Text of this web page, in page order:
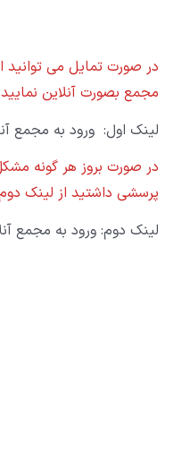
در صورت تمایل می توانید
مجمع بصورت آنلاین
لینک اول: ورود به مجمع
در صورت بروز هر گونه
پرسشی داشتید از لینک دوم
لینک دوم: ورود به مجمع